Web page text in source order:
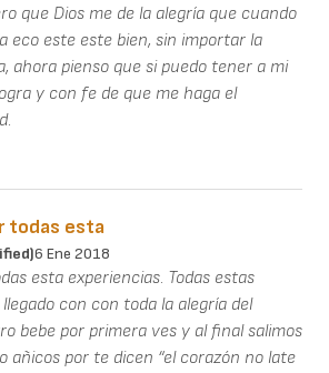
que Dios me de la alegría que cuando
eco este este bien, sin importar la
ahora pienso que si puedo tener a mi
y con fe de que me haga el
todas esta
6 Ene 2018
esta experiencias. Todas estas
con con toda la alegría del
bebe por primera ves y al final salimos
añicos por te dicen “el corazón no late